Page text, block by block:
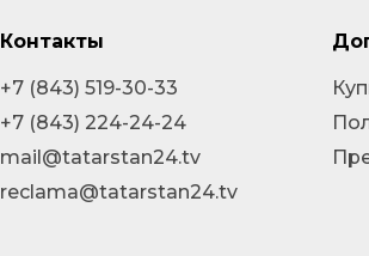
Контакты
+7 (843) 519-30-33
+7 (843) 224-24-24
mail@tatarstan24.tv
reclama@tatarstan24.tv